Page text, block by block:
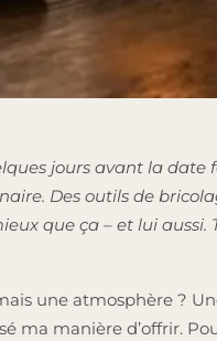
jours avant la
Des outils de
que ça – et lui
une atmosphère ?
ma manière d’offrir.